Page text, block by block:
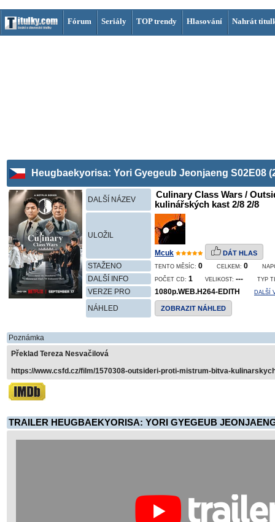
Fórum Seriály TOP trendy Hlasování Nahrát
Heugbaekyorisa: Yori Gyegeub Jeonjaeng S02E08
DALŠÍ NÁZEV
Culinary Class Wars /
kulinářských kast 2/8 2/8
ULOŽIL
Mcuk DÁT HLAS
STAŽENO TENTO MĚSÍC: 0 CELKEM: 0
DALŠÍ INFO POČET CD: 1 VELIKOST: --- TYP
VERZE PRO 1080p.WEB.H264-EDITH DALŠÍ
NÁHLED ZOBRAZIT NÁHLED
Poznámka
Překlad Tereza Nesvačilová
https://www.csfd.cz/film/1570308-outsideri-proti-mistrum-bitva-
TRAILER HEUGBAEKYORISA: YORI GYEGEUB